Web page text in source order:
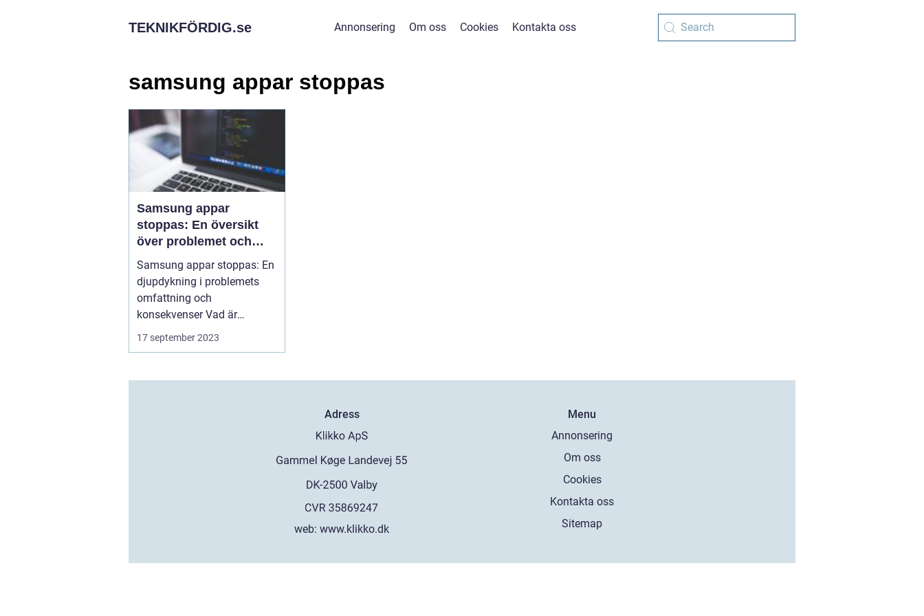
TEKNIKFÖRDIG.se Annonsering Om oss Cookies Kontakta oss
samsung appar stoppas
Samsung appar
stoppas: En översikt
över problemet och
dess olika aspekter
Samsung appar stoppas: En
djupdykning i problemets
omfattning och
konsekvenser Vad är
"Samsung app...
17 september 2023
Adress
web:www.klikko.dk
Menu
Annonsering
Om oss
Cookies
Kontakta oss
Sitemap